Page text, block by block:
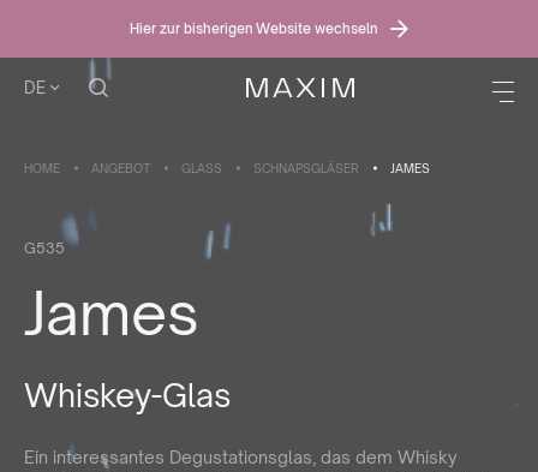
Hier zur bisherigen Website wechseln
DE
HOME ANGEBOT GLASS SCHNAPSGLÄSER JAMES
G535
James
Whiskey-Glas
Ein interessantes Degustationsglas, das dem Whisky